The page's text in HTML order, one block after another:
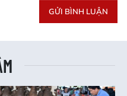
GỬI BÌNH LUẬN